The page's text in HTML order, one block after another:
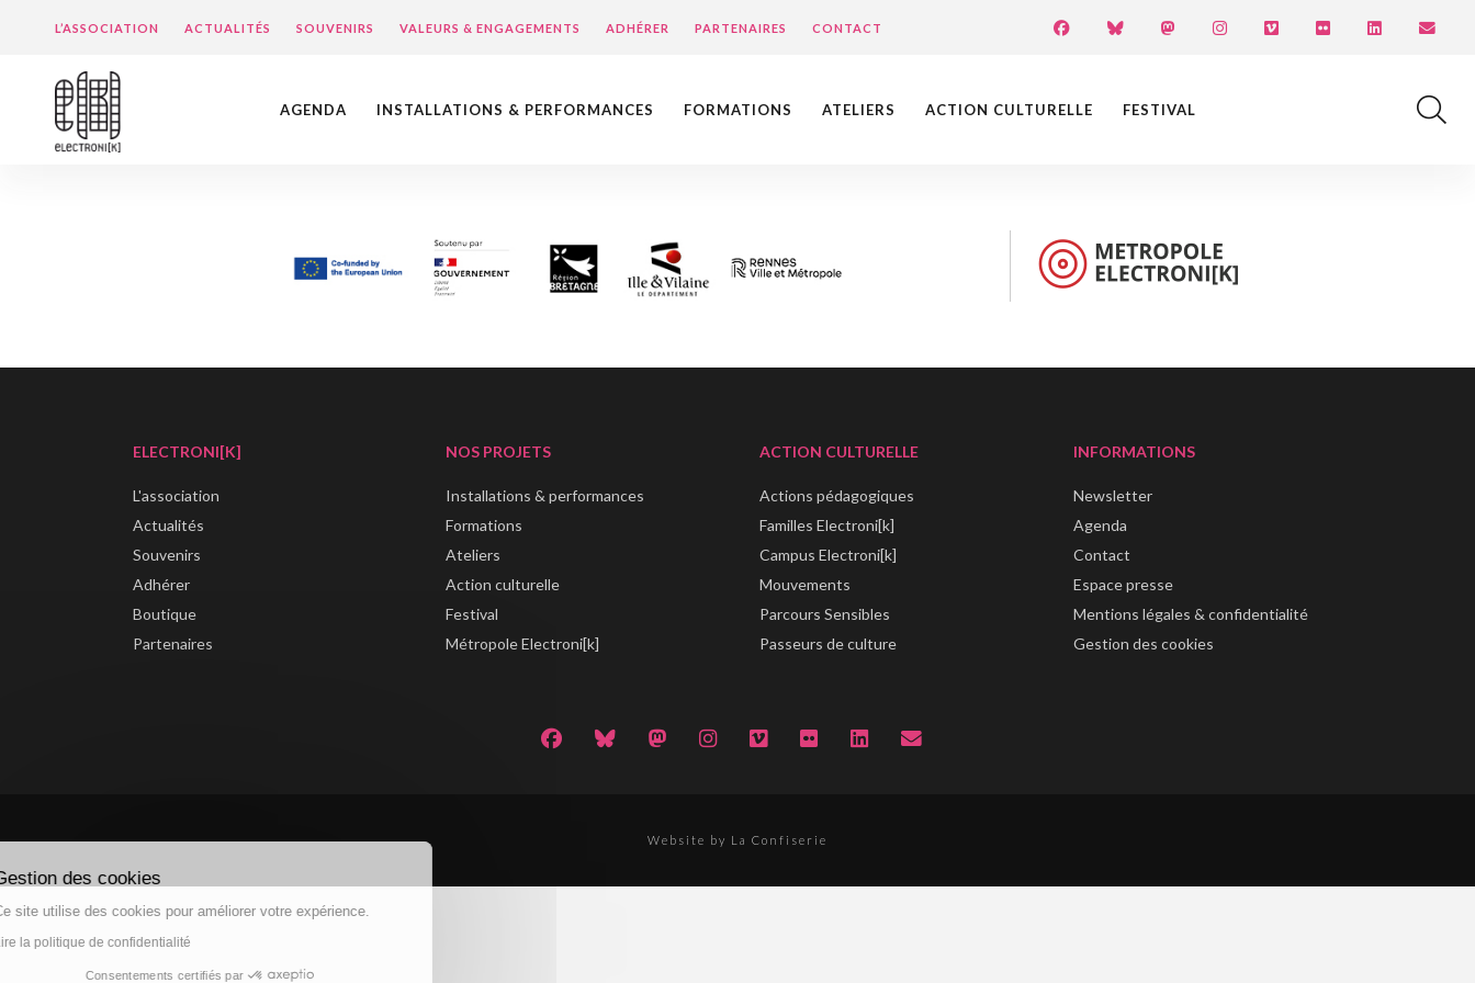
L’ASSOCIATION ACTUALITÉS SOUVENIRS VALEURS & ENGAGEMENTS ADHÉRER PARTENAIRES CONTACT
AGENDA INSTALLATIONS & PERFORMANCES FORMATIONS ATELIERS ACTION CULTURELLE FESTIVAL
ELECTRONI[K]
L'association
Actualités
Souvenirs
Adhérer
Boutique
Partenaires
NOS PROJETS
Installations & performances
Formations
Ateliers
Action culturelle
Festival
Métropole Electroni[k]
ACTION CULTURELLE
Actions pédagogiques
Familles Electroni[k]
Campus Electroni[k]
Mouvements
Parcours Sensibles
Passeurs de culture
INFORMATIONS
Newsletter
Agenda
Contact
Espace presse
Mentions légales & confidentialité
Gestion des cookies
Website by La Confiserie
Gestion des cookies
Ce site utilise des cookies pour améliorer votre expérience.
Lire la politique de confidentialité
Consentements certifiés par